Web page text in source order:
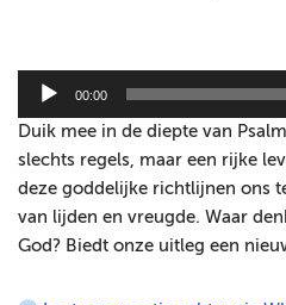
d
i
o
s
p
00:00
Duik mee in de diepte van
slechts regels, maar een rijke
deze goddelijke richtlijnen ons
van lijden en vreugde. Waar
God? Biedt onze uitleg een